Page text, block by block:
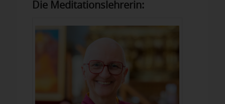
Die Meditationslehrerin: